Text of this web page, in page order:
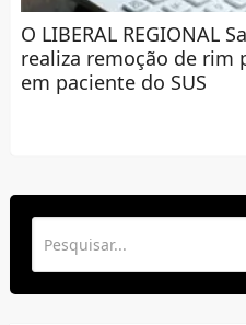
O LIBERAL REGIONAL
realiza remoção de rim
em paciente do SUS